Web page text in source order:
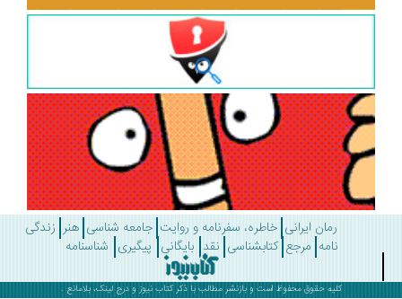
رمان ایرانی خاطره، سفرنامه و روایت جامعه شناسی هنر زندگی
مرجع کتابشناسی نقد بایگانی پیگیری شناسنامه
کلیه حقوق محفوظ است و بازنشر مطالب با ذکرکتاب نیوزو درج لینک، بلامانع .